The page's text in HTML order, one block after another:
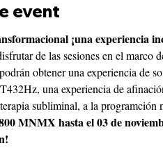
event
¡una experiencia
de las sesiones en el
obtener una experiencia de
una experiencia de
subliminal, a la programción
MNMX hasta el 03 de